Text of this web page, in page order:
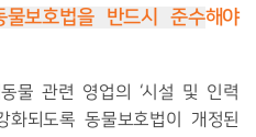
보호법을 반드시 준수해야
물 관련 영업의 ‘시설 및 인력
화되도록 동물보호법이 개정된